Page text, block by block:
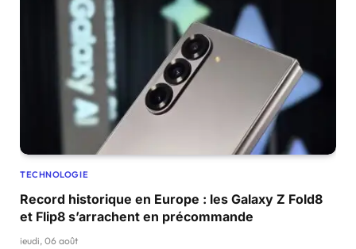
TECHNOLOGIE
Record historique en Europe : les Galaxy Z Fold8
et Flip8 s’arrachent en précommande
jeudi, 06 août